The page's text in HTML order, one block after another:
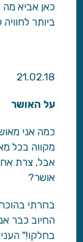
כאן אביא מה
ביותר
21.02.18
על האושר
כמה אני
מקווה בכל
אבל, צרת
אושר?
בחרתי
החיוב כבר
בחלקו!"